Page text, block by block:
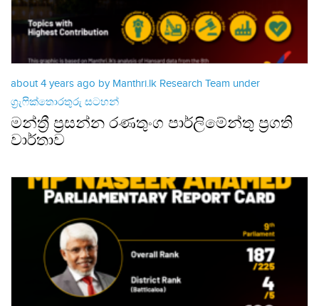
about 4 years ago by Manthri.lk Research Team under
ග්‍රැෆික්තොරතුරු සටහන්
මන්ත්‍රී ප්‍රසන්න රණතුංග පාර්ලිමේන්තු ප්‍රගති
වාර්තාව